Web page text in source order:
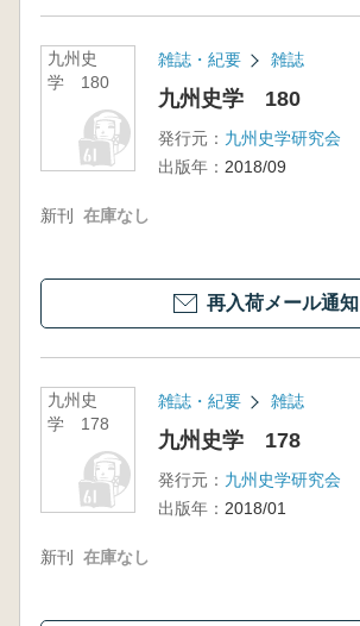
九州史
学 180
雑誌・紀要 雑誌
九州史学 180
発行元： 九州史学研究会
出版年： 2018/09
新刊 在庫なし
再入荷メール通知
九州史
学 178
雑誌・紀要 雑誌
九州史学 178
発行元： 九州史学研究会
出版年： 2018/01
新刊 在庫なし